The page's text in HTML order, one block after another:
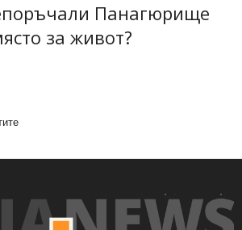
Панагюрище
за живот?